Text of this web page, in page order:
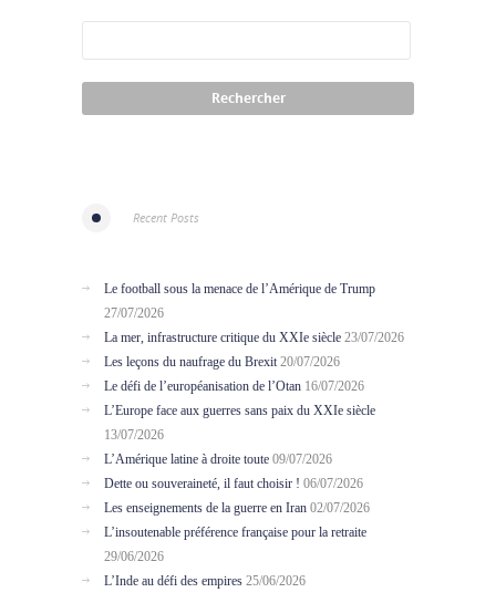
Recent Posts
Le football sous la menace de l’Amérique de Trump
27/07/2026
La mer, infrastructure critique du XXIe siècle 23/07/2026
Les leçons du naufrage du Brexit 20/07/2026
Le défi de l’européanisation de l’Otan 16/07/2026
L’Europe face aux guerres sans paix du XXIe siècle
13/07/2026
L’Amérique latine à droite toute 09/07/2026
Dette ou souveraineté, il faut choisir ! 06/07/2026
Les enseignements de la guerre en Iran 02/07/2026
L’insoutenable préférence française pour la retraite
29/06/2026
L’Inde au défi des empires 25/06/2026